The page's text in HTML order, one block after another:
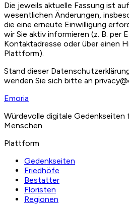
Die jeweils aktuelle Fassung ist
wesentlichen Änderungen,
die eine erneute Einwilligung
wir Sie aktiv informieren (z. B. per
Kontaktadresse oder über einen
Plattform).
Stand dieser
wenden Sie sich bitte an
Emoria
Würdevolle digitale Gedenkseiten
Menschen.
Plattform
Gedenkseiten
Friedhöfe
Bestatter
Floristen
Regionen